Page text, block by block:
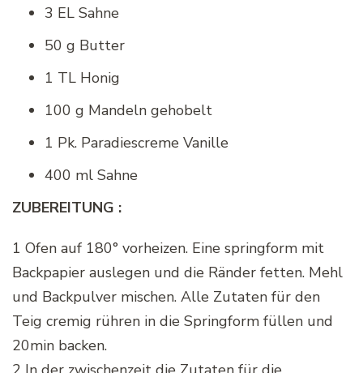
3 EL Sahne
50 g Butter
1 TL Honig
100 g Mandeln gehobelt
1 Pk. Paradiescreme Vanille
400 ml Sahne
ZUBEREITUNG :
1 Ofen auf 180° vorheizen. Eine springform mit
Backpapier auslegen und die Ränder fetten. Mehl
und Backpulver mischen. Alle Zutaten für den
Teig cremig rühren in die Springform füllen und
20min backen.